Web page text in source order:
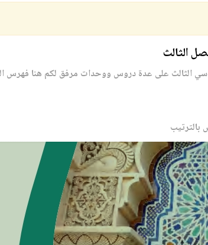
الثالث
الثالث على عدة دروس ووحدات مرفق لكم هنا